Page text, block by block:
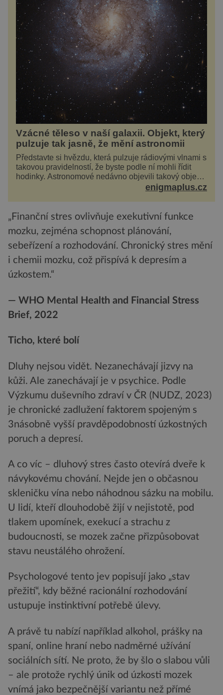
Vzácné těleso v naší galaxii. Objekt, který
pulzuje tak jasně, že mění astronomii
Představte si hvězdu, která pulzuje rádiovými vlnami s
takovou pravidelností, že byste podle ní mohli řídit
hodinky. Astronomové nedávno objevili takový objekt
v naší vlastní galaxii, ale jeho chování...enigmaplus.cz
„Finanční stres ovlivňuje exekutivní funkce
mozku, zejména schopnost plánování,
sebeřízení a rozhodování. Chronický stres mění
i chemii mozku, což přispívá k depresím a
úzkostem.“
— WHO Mental Health and Financial Stress
Brief, 2022
Ticho, které bolí
Dluhy nejsou vidět. Nezanechávají jizvy na
kůži. Ale zanechávají je v psychice. Podle
Výzkumu duševního zdraví v ČR (NUDZ, 2023)
je chronické zadlužení faktorem spojeným s
3násobně vyšší pravděpodobností úzkostných
poruch a depresí.
A co víc – dluhový stres často otevírá dveře k
návykovému chování. Nejde jen o občasnou
skleničku vína nebo náhodnou sázku na mobilu.
U lidí, kteří dlouhodobě žijí v nejistotě, pod
tlakem upomínek, exekucí a strachu z
budoucnosti, se mozek začne přizpůsobovat
stavu neustálého ohrožení.
Psychologové tento jev popisují jako „stav
přežití“, kdy běžné racionální rozhodování
ustupuje instinktivní potřebě úlevy.
A právě tu nabízí například alkohol, prášky na
spaní, online hraní nebo nadměrné užívání
sociálních sítí. Ne proto, že by šlo o slabou vůli
– ale protože rychlý únik od úzkosti mozek
vnímá jako bezpečnější variantu než přímé